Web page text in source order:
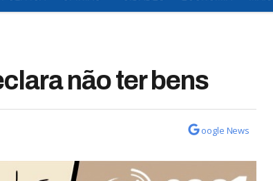
não ter bens
oogle News